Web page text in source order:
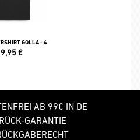
GOLLA - 4
€
AB 99€ IN DE
GARANTIE